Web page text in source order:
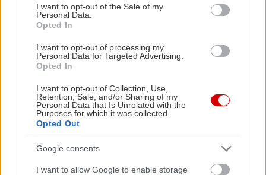
consent section.
I want to opt-out of the Sale of my
Personal Data.
Opted In
I want to opt-out of processing my
Personal Data for Targeted Advertising.
Opted In
I want to opt-out of Collection, Use,
Retention, Sale, and/or Sharing of my
Personal Data that Is Unrelated with the
Purposes for which it was collected.
Opted Out
Google consents
I want to allow Google to enable storage
Επιμένοντας στα σκληρά techno μονοπάτια, η
ομάδα Evolution μετά από ένα ξεσηκωτικό πάρτι
με τον Umek στις αρχές Οκτώβρη επιστρέφει
δυναμικά με ένα ακόμα event, στο οποίο τα μέχρι
στιγμής ονόματα που έχουν ανακοινωθεί είναι ο
Tommy Four Seven, αναπόσπαστο κομμάτι της
CLR του Chris Liebing, και ο «δικός μας» Axel
Karakasis, εμβληματική φυσιογνωμία στην
εγχώρια και διεθνή techno σκηνή. Τιμές
εισιτηρίων και τα υπόλοιπα ονόματα του event